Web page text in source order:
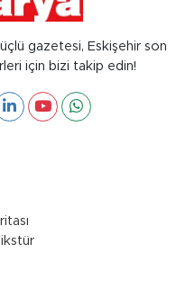
gazetesi, Eskişehir son
için bizi takip edin!